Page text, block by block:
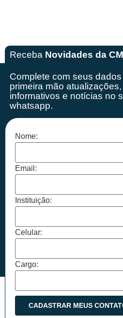
Receba Novidades da
Complete com seus
primeira mão
informativos e notícias no
whatsapp.
Nome:
Email:
Instituição:
Celular:
Cargo: